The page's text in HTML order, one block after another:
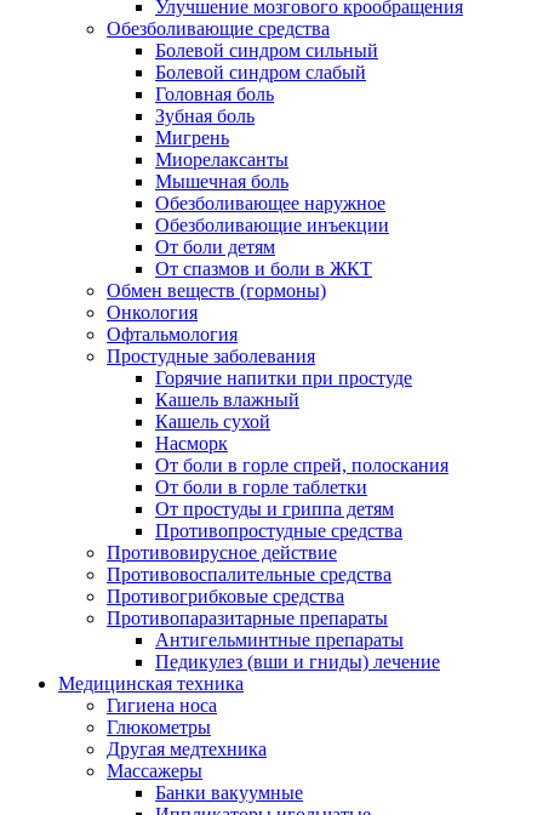
Улучшение мозгового крообращения
Обезболивающие средства
Болевой синдром сильный
Болевой синдром слабый
Головная боль
Зубная боль
Мигрень
Миорелаксанты
Мышечная боль
Обезболивающее наружное
Обезболивающие инъекции
От боли детям
От спазмов и боли в ЖКТ
Обмен веществ (гормоны)
Онкология
Офтальмология
Простудные заболевания
Горячие напитки при простуде
Кашель влажный
Кашель сухой
Насморк
От боли в горле спрей, полоскания
От боли в горле таблетки
От простуды и гриппа детям
Противопростудные средства
Противовирусное действие
Противовоспалительные средства
Противогрибковые средства
Противопаразитарные препараты
Антигельминтные препараты
Педикулез (вши и гниды) лечение
Медицинская техника
Гигиена носа
Глюкометры
Другая медтехника
Массажеры
Банки вакуумные